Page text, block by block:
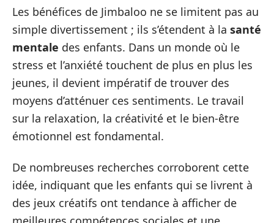
Les bénéfices de Jimbaloo ne se limitent pas au
simple divertissement ; ils s’étendent à la santé
mentale des enfants. Dans un monde où le
stress et l’anxiété touchent de plus en plus les
jeunes, il devient impératif de trouver des
moyens d’atténuer ces sentiments. Le travail
sur la relaxation, la créativité et le bien-être
émotionnel est fondamental.
De nombreuses recherches corroborent cette
idée, indiquant que les enfants qui se livrent à
des jeux créatifs ont tendance à afficher de